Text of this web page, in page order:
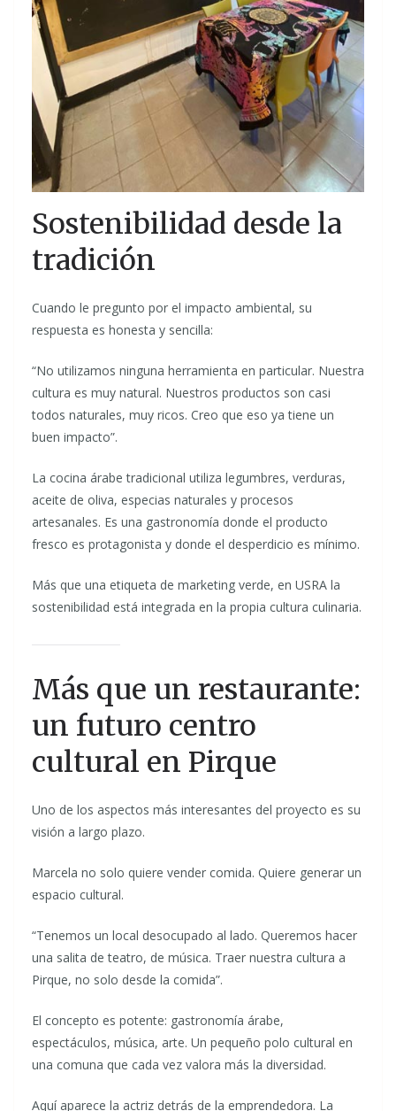
Sostenibilidad desde la
tradición
Cuando le pregunto por el impacto ambiental, su
respuesta es honesta y sencilla:
“No utilizamos ninguna herramienta en particular. Nuestra
cultura es muy natural. Nuestros productos son casi
todos naturales, muy ricos. Creo que eso ya tiene un
buen impacto”.
La cocina árabe tradicional utiliza legumbres, verduras,
aceite de oliva, especias naturales y procesos
artesanales. Es una gastronomía donde el producto
fresco es protagonista y donde el desperdicio es mínimo.
Más que una etiqueta de marketing verde, en USRA la
sostenibilidad está integrada en la propia cultura culinaria.
Más que un restaurante:
un futuro centro
cultural en Pirque
Uno de los aspectos más interesantes del proyecto es su
visión a largo plazo.
Marcela no solo quiere vender comida. Quiere generar un
espacio cultural.
“Tenemos un local desocupado al lado. Queremos hacer
una salita de teatro, de música. Traer nuestra cultura a
Pirque, no solo desde la comida”.
El concepto es potente: gastronomía árabe,
espectáculos, música, arte. Un pequeño polo cultural en
una comuna que cada vez valora más la diversidad.
Aquí aparece la actriz detrás de la emprendedora. La